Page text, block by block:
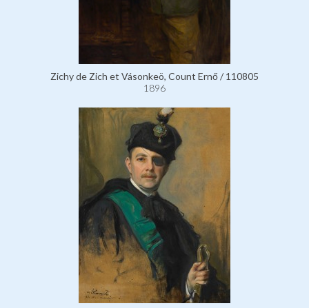
Zichy de Zich et Vásonkeö, Count Ernő / 110805
1896